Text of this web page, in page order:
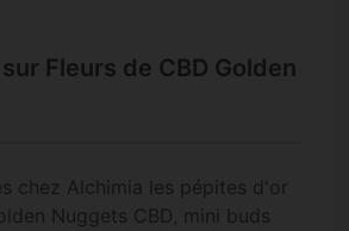
Fleurs de CBD Golden
chez Alchimia les pépites d'or
Nuggets CBD, mini buds